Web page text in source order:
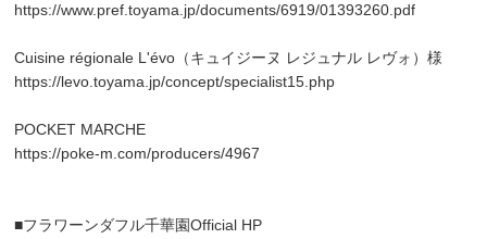
https://www.pref.toyama.jp/documents/6919/01393260.pdf
Cuisine régionale L'évo（キュイジーヌ レジュナル レヴォ）様
https://levo.toyama.jp/concept/specialist15.php
POCKET MARCHE
https://poke-m.com/producers/4967
■フラワーンダフル千華園Official HP